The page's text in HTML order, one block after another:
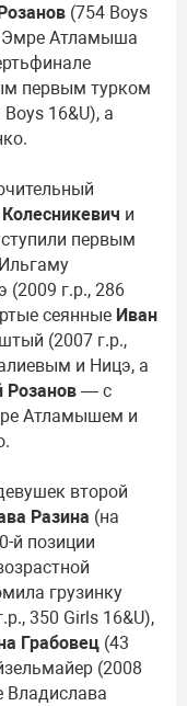
(754 Boys
Эмре Атламыша
первым турком
16&U), а
и
первым
(2009 г.р., 286
сеянные Иван
(2007 г.р.,
и Ницэ, а
Розанов — с
Атламышем и
второй
Разина (на
й позиции
грузинку
350 Girls 16&U),
Грабовец (43
(2008
Владислава